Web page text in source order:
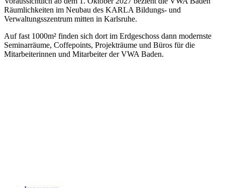
Räumlichkeiten im Neubau des KARLA Bildungs- und
Verwaltungsszentrum mitten in Karlsruhe.
Auf fast 1000m² finden sich dort im Erdgeschoss dann modernste
Seminarräume, Coffepoints, Projekträume und Büros für die
Mitarbeiterinnen und Mitarbeiter der VWA Baden.